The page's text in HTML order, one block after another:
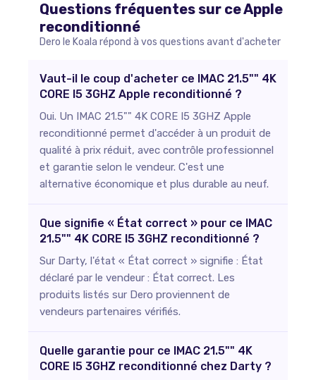
Questions fréquentes sur ceApple
reconditionné
Dero le Koala répond à vos questions avant d'acheter
Vaut-il le coup d'acheter ce IMAC 21.5"" 4K
CORE I5 3GHZ Apple reconditionné ?
Oui. Un IMAC 21.5"" 4K CORE I5 3GHZ Apple
reconditionné permet d'accéder à un produit de
qualité à prix réduit, avec contrôle professionnel
et garantie selon le vendeur. C'est une
alternative économique et plus durable au neuf.
Que signifie « État correct » pour ce IMAC
21.5"" 4K CORE I5 3GHZ reconditionné ?
Sur Darty, l'état « État correct » signifie : État
déclaré par le vendeur : État correct. Les
produits listés sur Dero proviennent de
vendeurs partenaires vérifiés.
Quelle garantie pour ce IMAC 21.5"" 4K
CORE I5 3GHZ reconditionné chez Darty ?